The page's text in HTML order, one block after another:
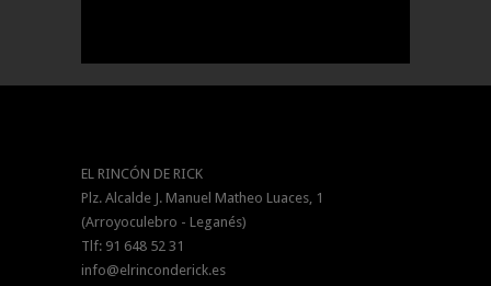
EL RINCÓN DE RICK
Plz. Alcalde J. Manuel Matheo Luaces, 1
(Arroyoculebro - Leganés)
Tlf: 91 648 52 31
info@elrinconderick.es